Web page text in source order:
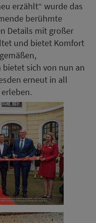
erzählt“ wurde das
berühmte
Details mit großer
und bietet Komfort
sich von nun an
erneut in all